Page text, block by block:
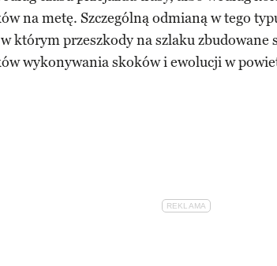
na metę. Szczególną odmianą w tego
którym przeszkody na szlaku zbudowane
wykonywania skoków i ewolucji w